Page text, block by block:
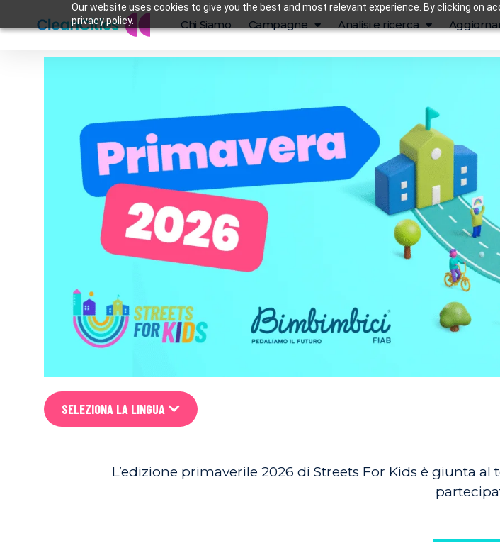
Our website uses cookies to give you the best and most relevant experience. By clicking on
privacy policy.
Chi Siamo Campagne Analisi e ricerca
SELEZIONA LA LINGUA
L’edizione primaverile 2026 di Streets For Kids è giunta